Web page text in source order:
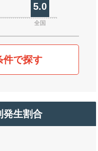
5.0
全国
件で探す
発生割合